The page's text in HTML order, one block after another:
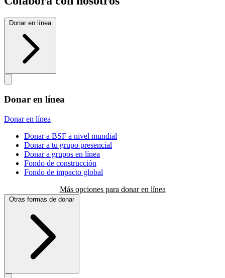
Donar en línea
Donar en línea
Donar en línea
Donar a BSF a nivel mundial
Donar a tu grupo presencial
Donar a grupos en línea
Fondo de construcción
Fondo de impacto global
Más opciones para donar en línea
Otras formas de donar